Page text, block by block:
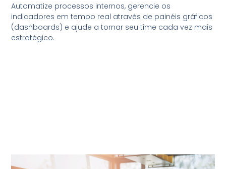
Automatize processos internos, gerencie os
indicadores em tempo real através de painéis gráficos
(dashboards) e ajude a tornar seu time cada vez mais
estratégico.